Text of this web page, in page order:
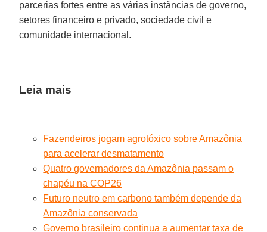
parcerias fortes entre as várias instâncias de governo,
setores financeiro e privado, sociedade civil e
comunidade internacional.
Leia mais
Fazendeiros jogam agrotóxico sobre Amazônia
para acelerar desmatamento
Quatro governadores da Amazônia passam o
chapéu na COP26
Futuro neutro em carbono também depende da
Amazônia conservada
Governo brasileiro continua a aumentar taxa de